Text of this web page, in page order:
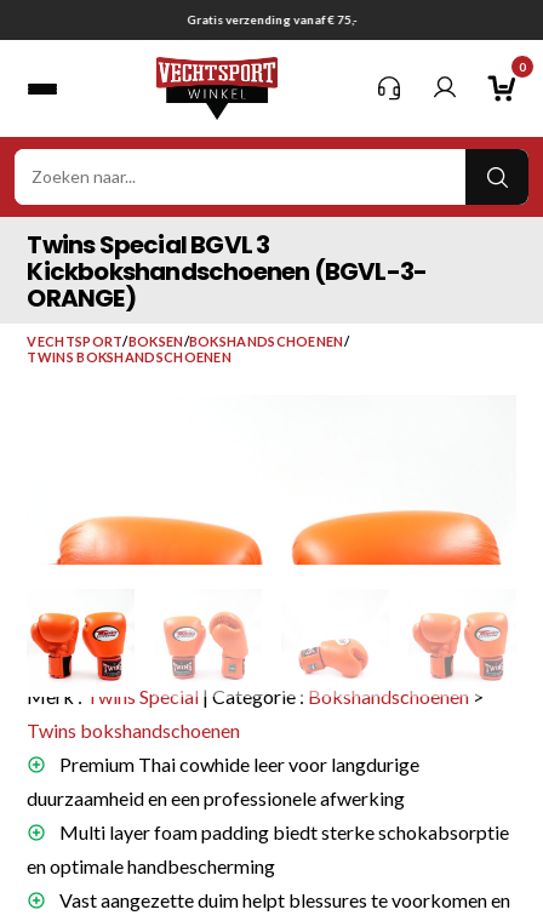
naar
Gratis verzending vanaf € 75,-
0
Twins Special BGVL 3
Kickbokshandschoenen (BGVL-3-
ORANGE)
VECHTSPORT/BOKSEN/BOKSHANDSCHOENEN/
TWINS BOKSHANDSCHOENEN
Merk : Twins Special | Categorie : Bokshandschoenen >
Twins bokshandschoenen
Premium Thai cowhide leer voor langdurige
duurzaamheid en een professionele afwerking
Multi layer foam padding biedt sterke schokabsorptie
en optimale handbescherming
Vast aangezette duim helpt blessures te voorkomen en